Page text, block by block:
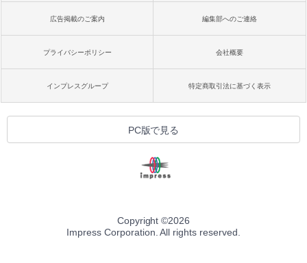
広告掲載のご案内 編集部へのご連絡
プライバシーポリシー 会社概要
インプレスグループ 特定商取引法に基づく表示
PC版で見る
Copyright ©2026
Impress Corporation. All rights reserved.